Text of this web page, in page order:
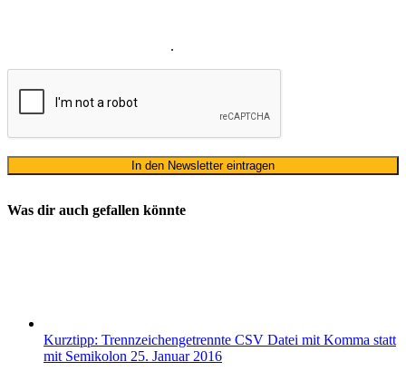
.
Was dir auch gefallen könnte
Kurztipp: Trennzeichengetrennte CSV Datei mit Komma statt
mit Semikolon 25. Januar 2016